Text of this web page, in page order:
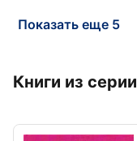
Показать еще 5
Книги из серии